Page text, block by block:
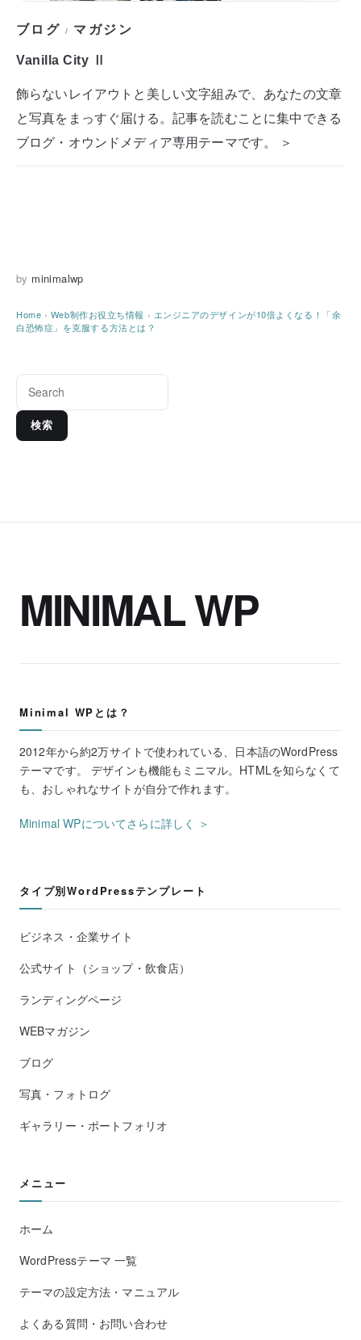
ブログ / マガジン
Vanilla City Ⅱ
飾らないレイアウトと美しい文字組みで、あなたの文章
と写真をまっすぐ届ける。記事を読むことに集中できる
ブログ・オウンドメディア専用テーマです。 ＞
by minimalwp
Home › Web制作お役立ち情報 › エンジニアのデザインが10倍よくなる！「余
白恐怖症」を克服する方法とは？
検索
MINIMAL WP
Minimal WPとは？
2012年から約2万サイトで使われている、日本語のWordPress
テーマです。 デザインも機能もミニマル。HTMLを知らなくて
も、おしゃれなサイトが自分で作れます。
Minimal WPについてさらに詳しく ＞
タイプ別WordPressテンプレート
ビジネス・企業サイト
公式サイト（ショップ・飲食店）
ランディングページ
WEBマガジン
ブログ
写真・フォトログ
ギャラリー・ポートフォリオ
メニュー
ホーム
WordPressテーマ 一覧
テーマの設定方法・マニュアル
よくある質問・お問い合わせ